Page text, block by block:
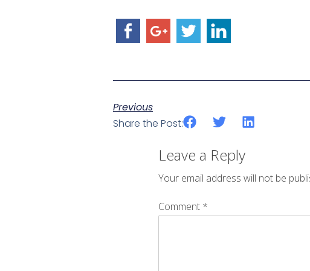
Previous
Share the Post:
Leave a Reply
Your email address will not be
Comment *